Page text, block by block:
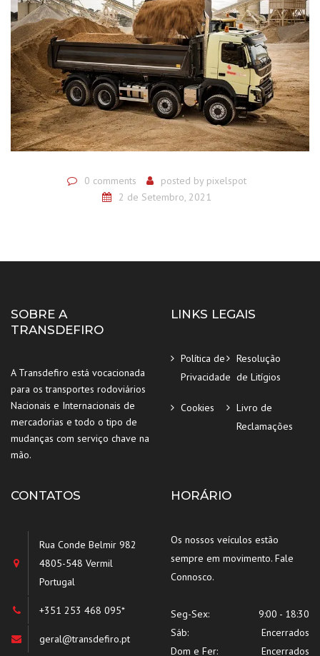
0 comments posted by pixelspot
2 de Setembro, 2021
SOBRE A
TRANSDEFIRO
A Transdefiro está vocacionada
para os transportes rodoviários
Nacionais e Internacionais de
mercadorias e todo o tipo de
mudanças com serviço chave na
mão.
LINKS LEGAIS
Política de
Privacidade
Resolução
de Litígios
Cookies
Livro de
Reclamações
CONTATOS
Rua Conde Belmir 982
4805-548 Vermil
Portugal
+351 253 468 095*
geral@transdefiro.pt
HORÁRIO
Os nossos veículos estão
sempre em movimento. Fale
Connosco.
Seg-Sex:
9:00 - 18:30
Sáb:
Encerrados
Dom e Fer:
Encerrados